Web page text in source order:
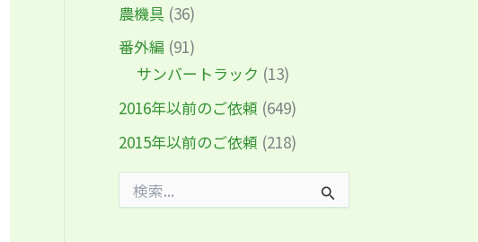
農機具 (36)
番外編 (91)
サンバートラック (13)
2016年以前のご依頼 (649)
2015年以前のご依頼 (218)
索